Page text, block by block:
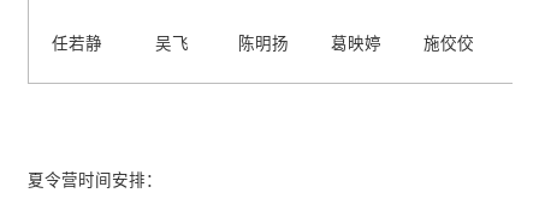
任若静 吴飞 陈明扬 葛映婷 施佼佼
夏令营时间安排：